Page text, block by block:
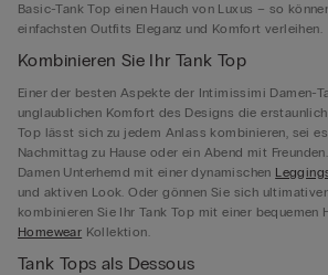
Basic-Tank Top einen Hauch von Luxus – so
einfachsten Outfits Eleganz und Komfort verleihen.
Kombinieren Sie Ihr Tank Top
Einer der besten Aspekte der Intimissimi Damen-
unglaublichen Komfort des Designs die
Top lässt sich zu jedem Anlass kombinieren, sei
Nachmittag zu Hause oder ein Abend mit
Damen Unterhemd mit einer dynamischen
und aktiven Look. Oder gönnen Sie sich
kombinieren Sie Ihr Tank Top mit einer bequemen
Homewear Kollektion.
Tank Tops als Dessous